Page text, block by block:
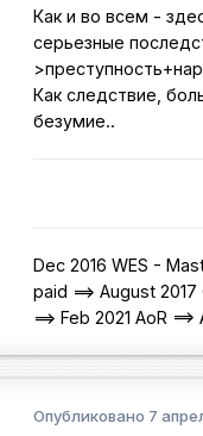
Как и во всем -
серьезные
Как следствие,
безумие..
Dec 2016 WES -
paid ==> August
==> Feb 2021 AoR
Опубликовано 7